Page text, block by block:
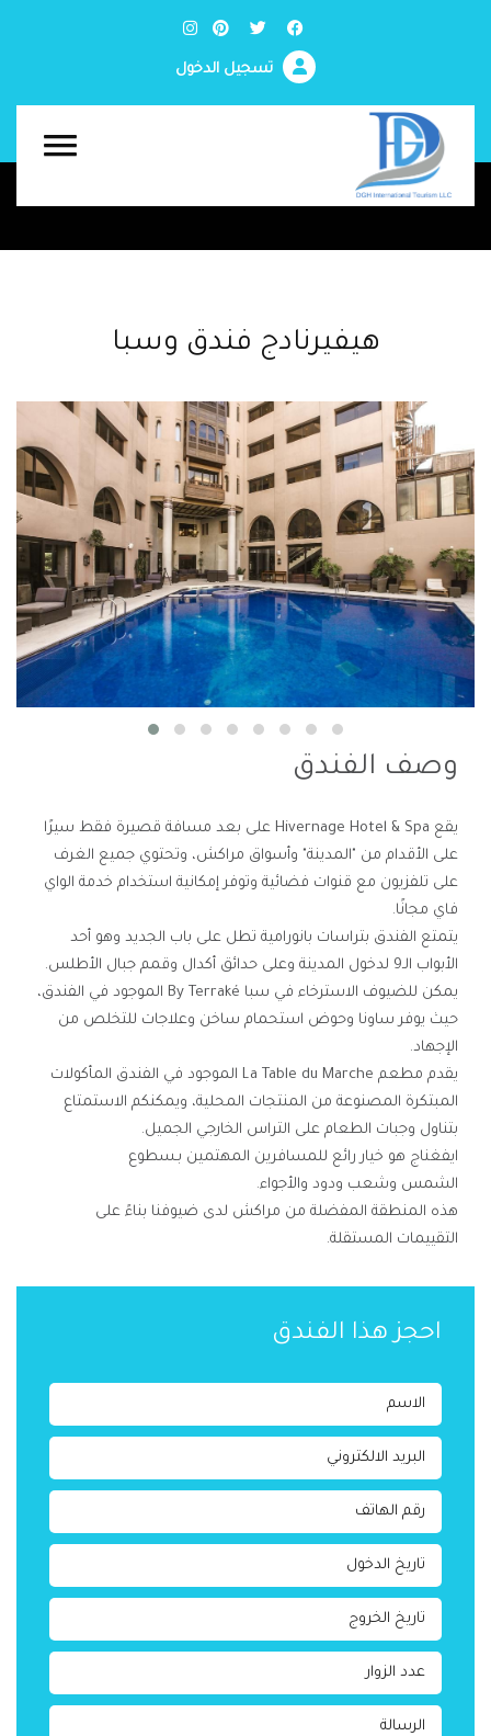
تسجيل الدخول
هيفيرنادج فندق وسبا
وصف الفندق
يقع Hivernage Hotel & Spa على بعد مسافة قصيرة فقط سيرًا
على الأقدام من "المدينة" وأسواق مراكش، وتحتوي جميع الغرف
على تلفزيون مع قنوات فضائية وتوفر إمكانية استخدام خدمة الواي
فاي مجانًا.
يتمتع الفندق بتراسات بانورامية تطل على باب الجديد وهو أحد
الأبواب الـ9 لدخول المدينة وعلى حدائق أكدال وقمم جبال الأطلس.
يمكن للضيوف الاسترخاء في سبا By Terraké الموجود في الفندق،
حيث يوفر ساونا وحوض استحمام ساخن وعلاجات للتخلص من
الإجهاد.
يقدم مطعم La Table du Marche الموجود في الفندق المأكولات
المبتكرة المصنوعة من المنتجات المحلية، ويمكنكم الاستمتاع
بتناول وجبات الطعام على التراس الخارجي الجميل.
ايفغناج هو خيار رائع للمسافرين المهتمين بـسطوع
الشمس وشعب ودود والأجواء.
هذه المنطقة المفضلة من مراكش لدى ضيوفنا بناءً على
التقييمات المستقلة.
احجز هذا الفندق